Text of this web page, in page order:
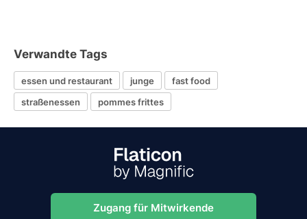
Verwandte Tags
essen und restaurant junge
fast food
straßenessen
pommes frittes
Zugang für Mitwirkende